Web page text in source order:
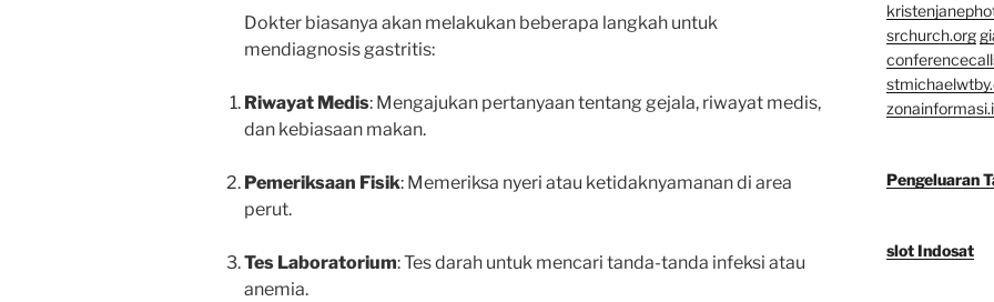
Dokter biasanya akan melakukan beberapa langkah untuk
mendiagnosis gastritis:
Riwayat Medis: Mengajukan pertanyaan tentang gejala, riwayat medis,
dan kebiasaan makan.
Pemeriksaan Fisik: Memeriksa nyeri atau ketidaknyamanan di area
perut.
Tes Laboratorium: Tes darah untuk mencari tanda-tanda infeksi atau
anemia.
srchurch.org
Pengeluaran
slot Indosat